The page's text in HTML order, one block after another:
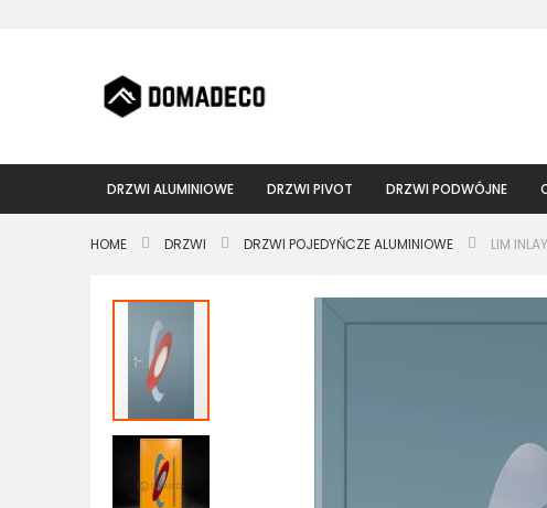
do
DRZWI ALUMINIOWE DRZWI PIVOT DRZWI PODWÓJNE
HOME DRZWI DRZWI POJEDYŃCZE ALUMINIOWE LIM
Przejdź
koniec
galerii